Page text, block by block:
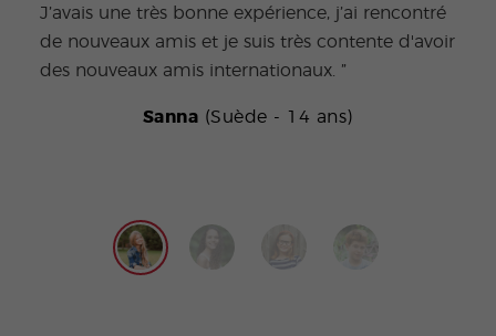
J’avais une très bonne expérience, j’ai rencontré
de nouveaux amis et je suis très contente d'avoir
des nouveaux amis internationaux. ”
Sanna (Suède - 14 ans)